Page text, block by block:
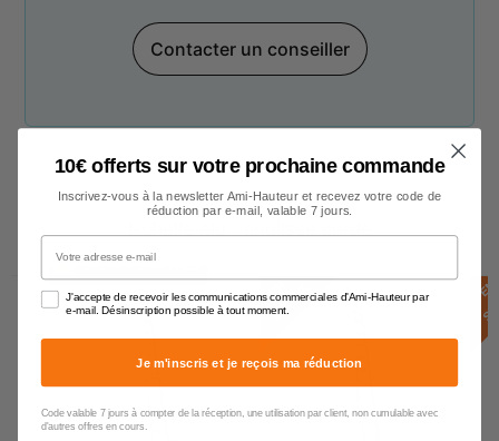
Contacter un conseiller
Echelle alu - coulisse corde
E
N
S
T
O
C
K E
N
S
T
O
C
10€ offerts sur votre prochaine commande
Inscrivez-vous à la newsletter Ami-Hauteur et recevez votre code de
réduction par e-mail, valable 7 jours.
Votre adresse e-mail
J'accepte de recevoir les communications commerciales d'Ami-Hauteur par
e-mail. Désinscription possible à tout moment.
Je m'inscris et je reçois ma réduction
Code valable 7 jours à compter de la réception, une utilisation par client, non cumulable avec
d'autres offres en cours.